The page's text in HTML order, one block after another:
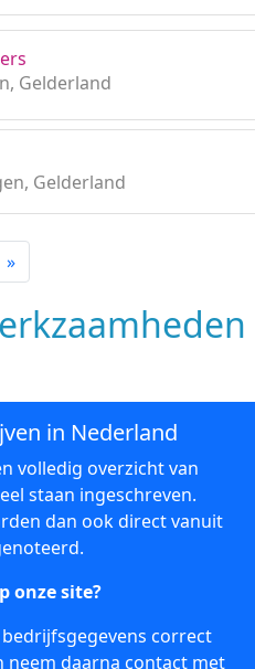
Gelderland
Gelderland
»
in Nederland
volledig overzicht van
staan ingeschreven.
dan ook direct vanuit
onze site?
correct
neem daarna contact met